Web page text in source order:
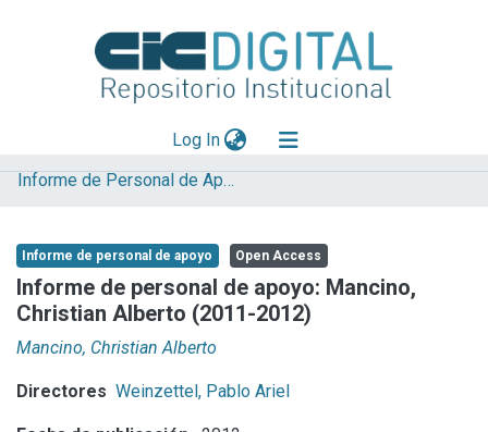
Log In(current)
Explorar
Aportar material
Statistics
Informe de Personal de Apoyo
Informe de personal de apoyo Open Access
Informe de personal de apoyo: Mancino,
Christian Alberto (2011-2012)
Mancino, Christian Alberto
Directores Weinzettel, Pablo Ariel